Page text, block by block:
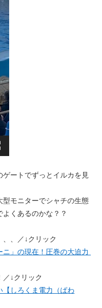
ートでずっとイルカを見
型モニターでシャチの生態
くあるのかな？？
、／↓クリック
」の現在！圧巻の大迫力
／↓クリック
【しろくま電力（ぱわ